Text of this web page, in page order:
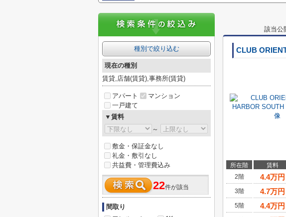
該当公
CLUB
所在階 賃料
2階
4.4万円
3階
4.7万円
5階
4.4万円
種別で絞り込む
現在の種別
賃貸,店舗(賃貸),事務所(賃貸)
アパート
マンション
一戸建て
▼賃料
～
敷金・保証金なし
礼金・敷引なし
共益費・管理費込み
22件が該当
間取り